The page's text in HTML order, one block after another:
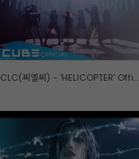
CLC(씨엘씨) - 'HELICOPTER' Offi...